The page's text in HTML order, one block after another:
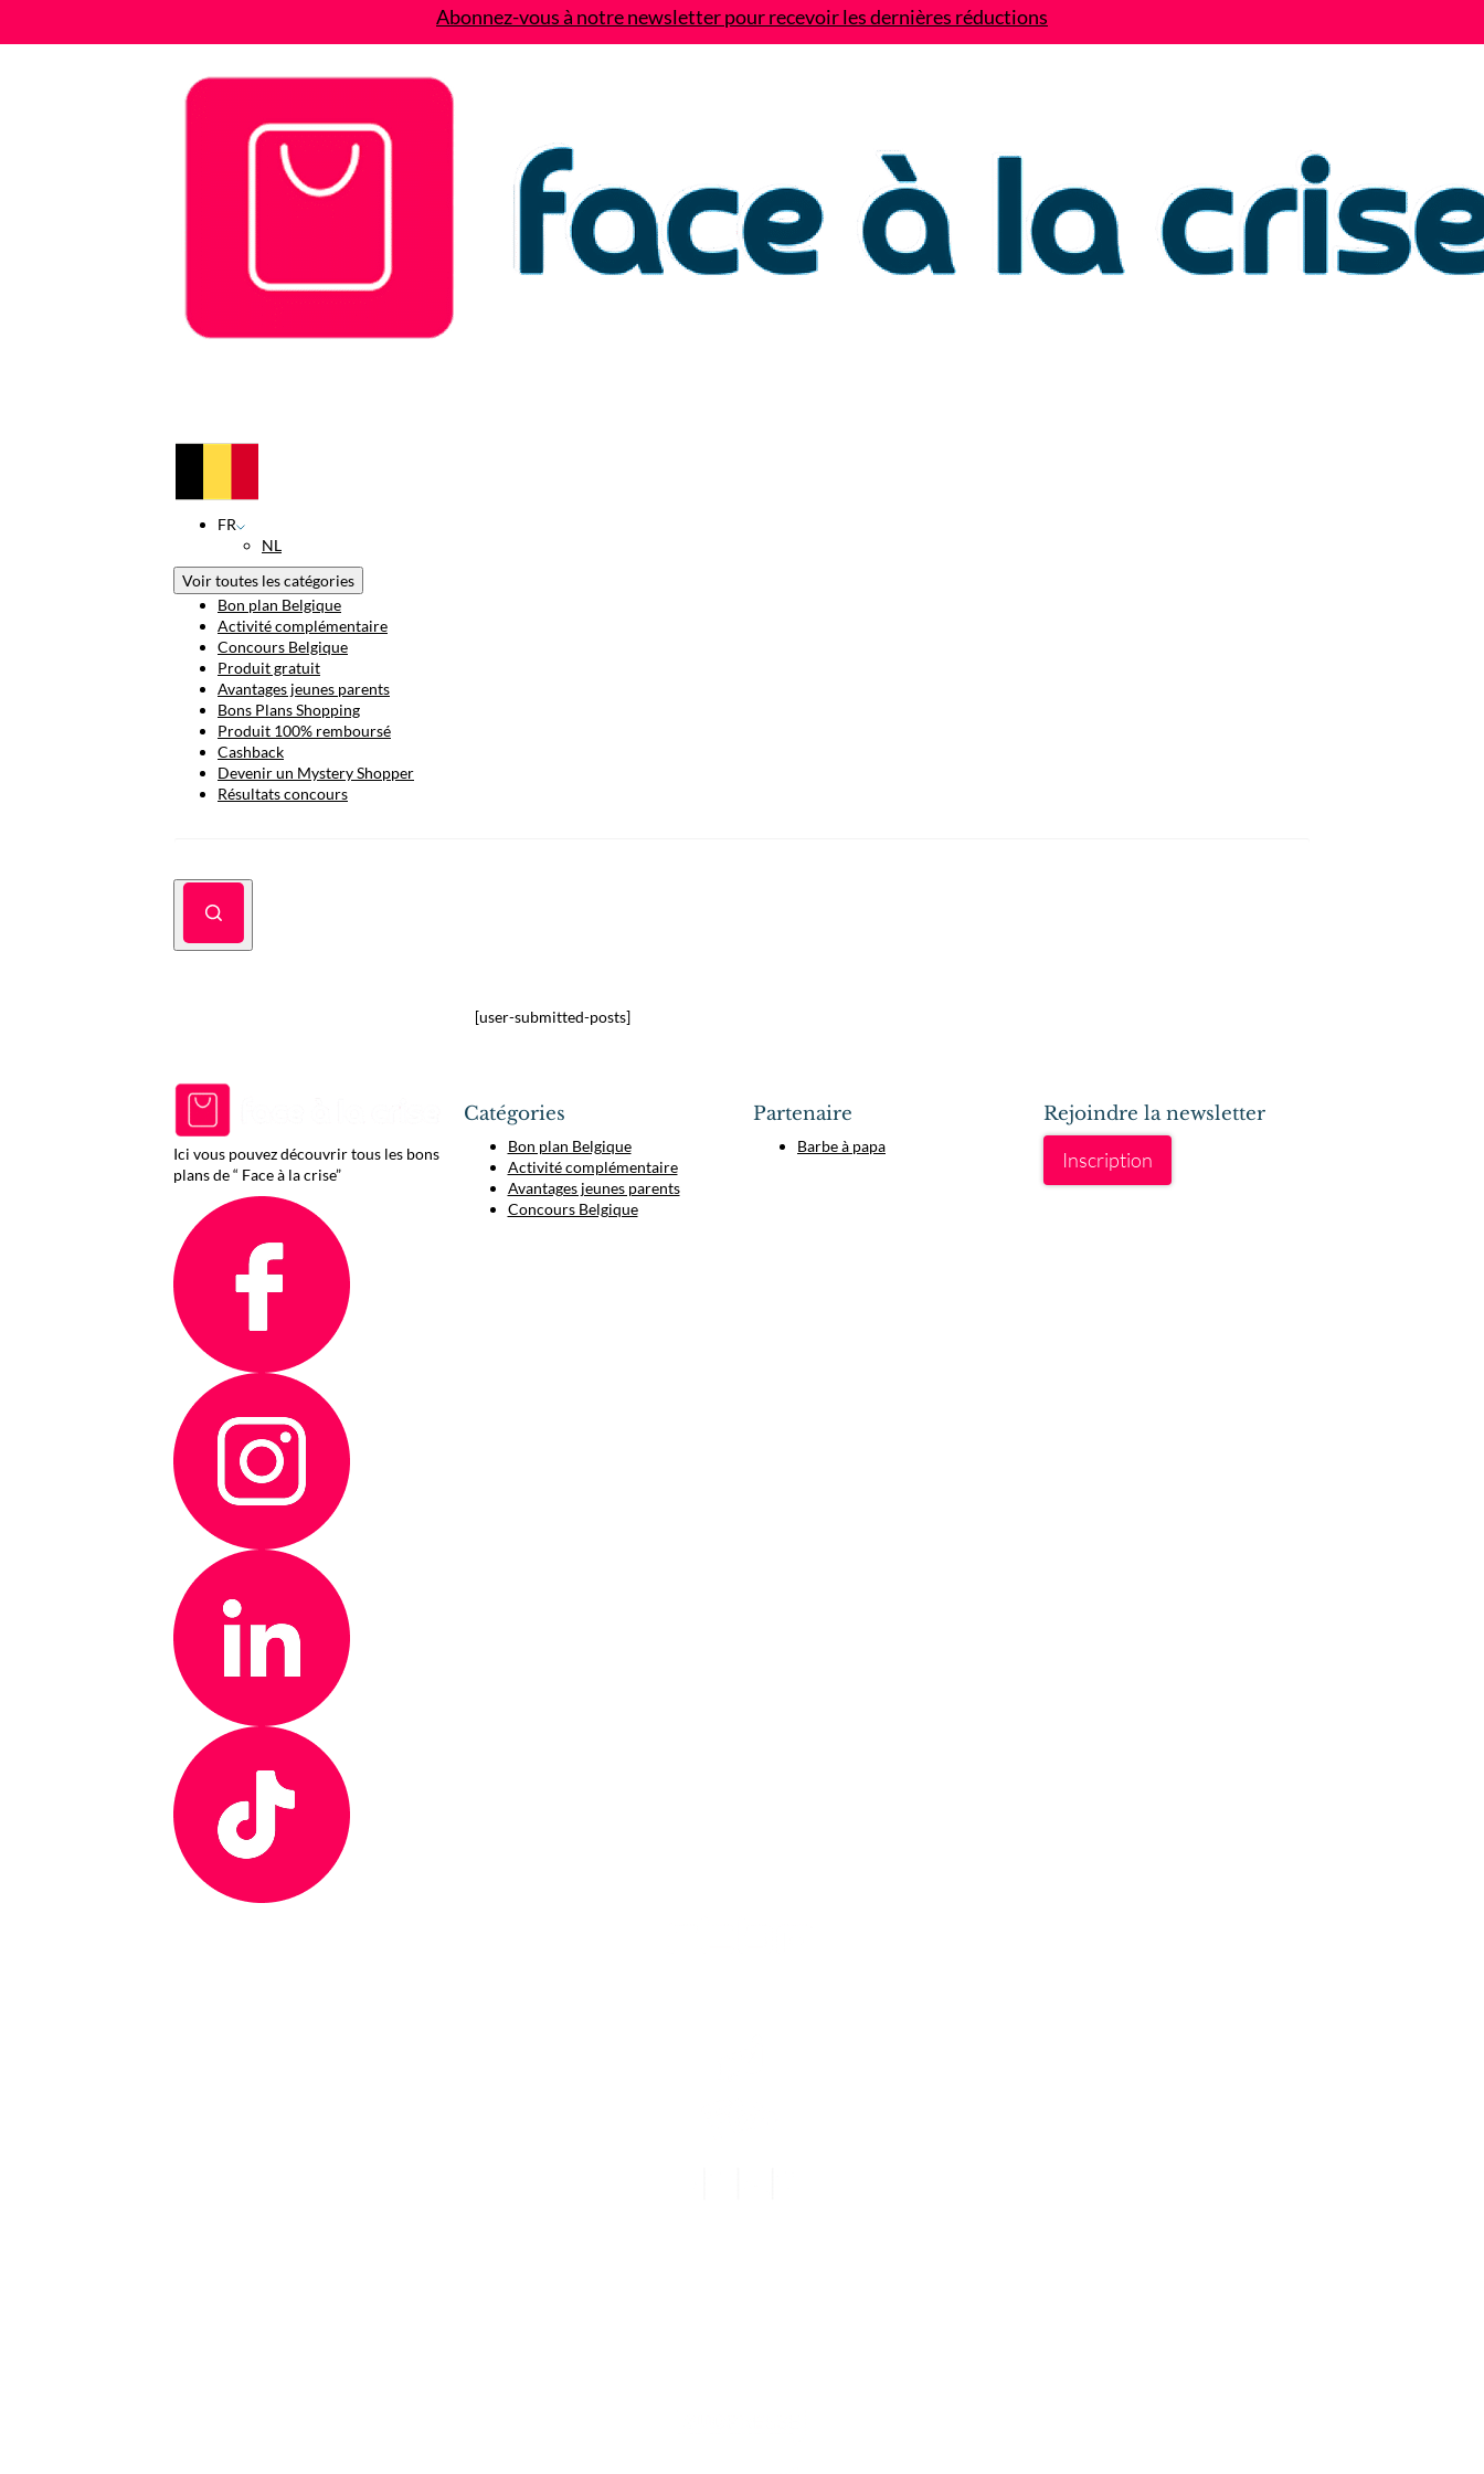
Abonnez-vous à notre newsletter pour recevoir les dernières réductions
FR
NL
Voir toutes les catégories
Bon plan Belgique
Activité complémentaire
Concours Belgique
Produit gratuit
Avantages jeunes parents
Bons Plans Shopping
Produit 100% remboursé
Cashback
Devenir un Mystery Shopper
Résultats concours
[user-submitted-posts]
Ici vous pouvez découvrir tous les bons
plans de “ Face à la crise”
Catégories
Bon plan Belgique
Activité complémentaire
Avantages jeunes parents
Concours Belgique
Partenaire
Barbe à papa
Rejoindre la newsletter
Inscription